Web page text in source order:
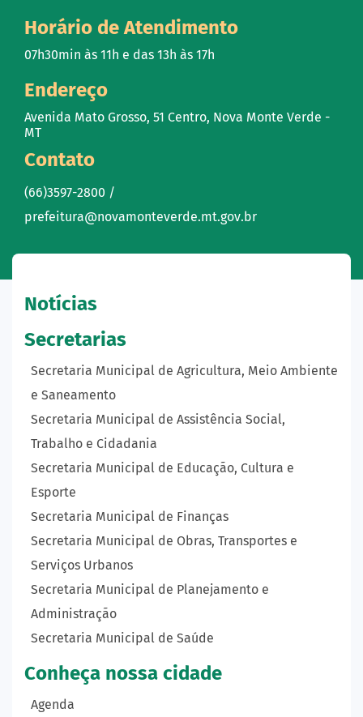
Horário de Atendimento
07h30min às 11h e das 13h às 17h
Endereço
Avenida Mato Grosso, 51 Centro, Nova Monte Verde -
MT
Contato
(66)3597-2800 /
prefeitura@novamonteverde.mt.gov.br
Notícias
Secretarias
Secretaria Municipal de Agricultura, Meio Ambiente
e Saneamento
Secretaria Municipal de Assistência Social,
Trabalho e Cidadania
Secretaria Municipal de Educação, Cultura e
Esporte
Secretaria Municipal de Finanças
Secretaria Municipal de Obras, Transportes e
Serviços Urbanos
Secretaria Municipal de Planejamento e
Administração
Secretaria Municipal de Saúde
Conheça nossa cidade
Agenda